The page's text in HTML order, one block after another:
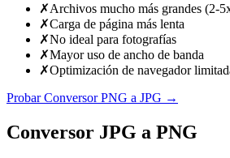
✗Archivos mucho más grandes (2-
✗Carga de página más lenta
✗No ideal para fotografías
✗Mayor uso de ancho de banda
✗Optimización de navegador
Probar Conversor PNG a JPG →
Conversor JPG a PNG